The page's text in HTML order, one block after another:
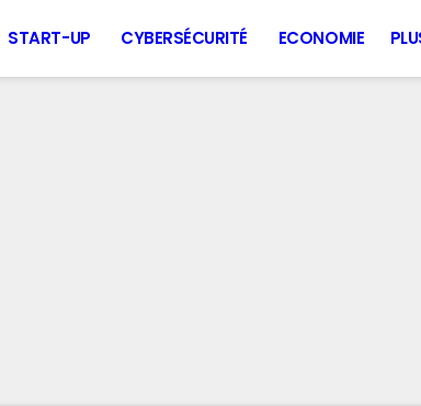
START-UP CYBERSÉCURITÉ ECONOMIE